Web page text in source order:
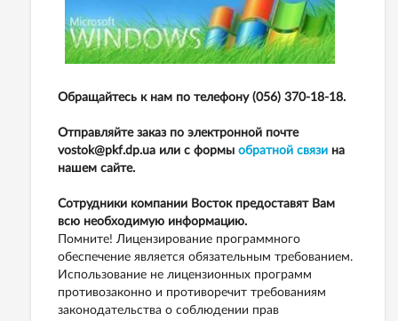
Обращайтесь к нам по телефону (056) 370-18-18.
Отправляйте заказ по электронной почте
vostok@pkf.dp.ua или с формы обратной связи на
нашем сайте.
Сотрудники компании Восток предоставят Вам
всю необходимую информацию.
Помните! Лицензирование программного
обеспечение является обязательным требованием.
Использование не лицензионных программ
противозаконно и противоречит требованиям
законодательства о соблюдении прав